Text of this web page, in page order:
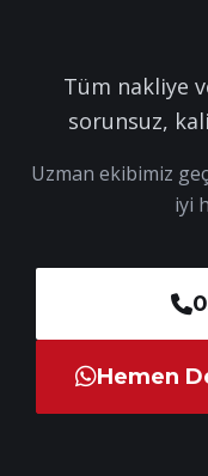
Tüm nakliye
sorunsuz,
Uzman ekibimiz
iyi
Hemen